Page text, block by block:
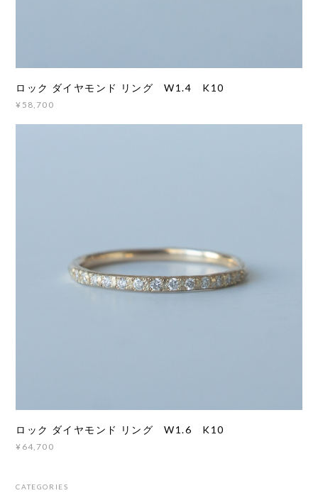
ロック ダイヤモンド リング W1.4 K10
¥58,700
ロック ダイヤモンド リング W1.6 K10
¥64,700
CATEGORIES